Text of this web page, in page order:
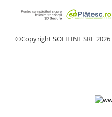
©Copyright SOFILINE SRL 2026